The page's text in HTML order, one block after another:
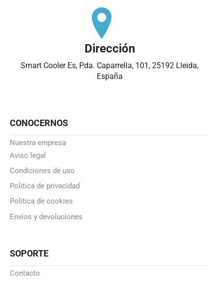
Dirección
Smart Cooler Es, Pda. Caparrella, 101, 25192 Lleida,
España
CONOCERNOS
Nuestra empresa
Aviso legal
Condiciones de uso
Politica de privacidad
Politica de cookies
Envíos y devoluciones
SOPORTE
Contacto